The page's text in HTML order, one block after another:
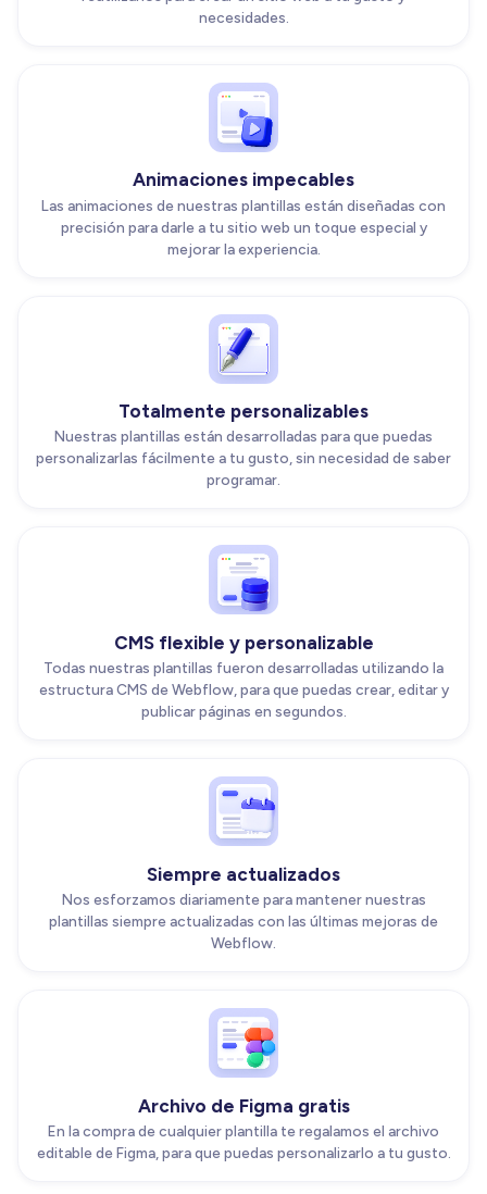
necesidades.
Animaciones impecables
Las animaciones de nuestras plantillas están diseñadas con
precisión para darle a tu sitio web un toque especial y
mejorar la experiencia.
Totalmente personalizables
Nuestras plantillas están desarrolladas para que puedas
personalizarlas fácilmente a tu gusto, sin necesidad de saber
programar.
CMS flexible y personalizable
Todas nuestras plantillas fueron desarrolladas utilizando la
estructura CMS de Webflow, para que puedas crear, editar y
publicar páginas en segundos.
Siempre actualizados
Nos esforzamos diariamente para mantener nuestras
plantillas siempre actualizadas con las últimas mejoras de
Webflow.
Archivo de Figma gratis
En la compra de cualquier plantilla te regalamos el archivo
editable de Figma, para que puedas personalizarlo a tu gusto.